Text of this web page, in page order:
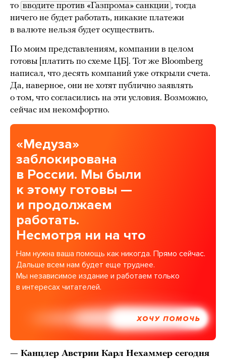
то вводите против «Газпрома» санкции , тогда
ничего не будет работать, никакие платежи
в валюте нельзя будет осуществить.
По моим представлениям, компании в целом
готовы [платить по схеме ЦБ]. Тот же Bloomberg
написал, что десять компаний уже открыли счета.
Да, наверное, они не хотят публично заявлять
о том, что согласились на эти условия. Возможно,
сейчас им некомфортно.
«Медуза»
заблокирована
в России. Мы были
к этому готовы —
и продолжаем
работать.
Несмотря ни на что
Нам нужна ваша помощь как никогда. Прямо сейчас.
Дальше всем нам будет еще труднее.
Мы независимое издание и работаем только
в интересах читателей.
ХОЧУ ПОМОЧЬ
— Канцлер Австрии Карл Нехаммер сегодня